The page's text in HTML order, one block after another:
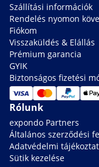
Szállítási információk
Rendelés nyomon
Fiókom
Visszaküldés & Elállás
Prémium garancia
GYIK
Biztonságos fizetési
Rólunk
expondo Partners
Általános szerződési
Adatvédelmi
Sütik kezelése